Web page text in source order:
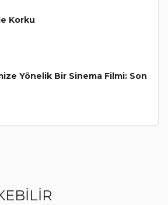
Korku
Yönelik Bir Sinema Filmi: Son